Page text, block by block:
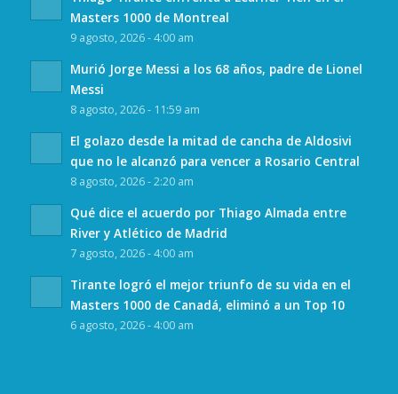
Masters 1000 de Montreal
9 agosto, 2026 - 4:00 am
Murió Jorge Messi a los 68 años, padre de Lionel
Messi
8 agosto, 2026 - 11:59 am
El golazo desde la mitad de cancha de Aldosivi
que no le alcanzó para vencer a Rosario Central
8 agosto, 2026 - 2:20 am
Qué dice el acuerdo por Thiago Almada entre
River y Atlético de Madrid
7 agosto, 2026 - 4:00 am
Tirante logró el mejor triunfo de su vida en el
Masters 1000 de Canadá, eliminó a un Top 10
6 agosto, 2026 - 4:00 am